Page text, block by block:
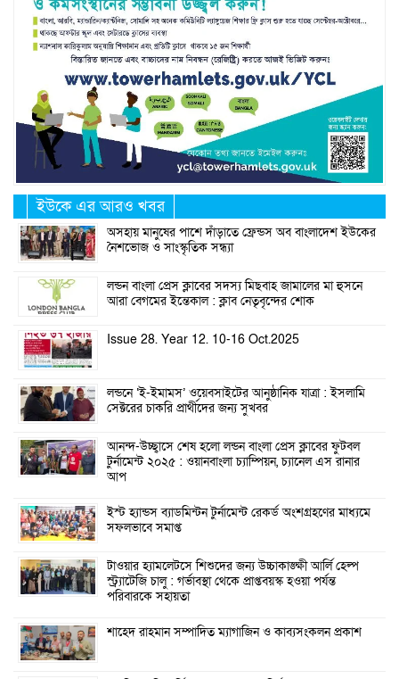
ইউকে এর আরও খবর
অসহায় মানুষের পাশে দাঁড়াতে ফ্রেন্ডস অব বাংলাদেশ ইউকের
নৈশভোজ ও সাংস্কৃতিক সন্ধ্যা
লন্ডন বাংলা প্রেস ক্লাবের সদস্য মিছবাহ জামালের মা হুসনে
আরা বেগমের ইন্তেকাল : ক্লাব নেতৃবৃন্দের শোক
Issue 28. Year 12. 10-16 Oct.2025
লন্ডনে ‘ই-ইমামস’ ওয়েবসাইটের আনুষ্ঠানিক যাত্রা : ইসলামি
সেক্টরের চাকরি প্রার্থীদের জন্য সুখবর
আনন্দ-উচ্ছ্বাসে শেষ হলো লন্ডন বাংলা প্রেস ক্লাবের ফুটবল
টুর্নামেন্ট ২০২৫ : ওয়ানবাংলা চ্যাম্পিয়ন, চ্যানেল এস রানার
আপ
ইস্ট হ্যান্ডস ব্যাডমিন্টন টুর্নামেন্ট রেকর্ড অংশগ্রহণের মাধ্যমে
সফলভাবে সমাপ্ত
টাওয়ার হ্যামলেটসে শিশুদের জন্য উচ্চাকাঙ্ক্ষী আর্লি হেল্প
স্ট্র্যাটেজি চালু : গর্ভাবস্থা থেকে প্রাপ্তবয়স্ক হওয়া পর্যন্ত
পরিবারকে সহায়তা
শাহেদ রাহমান সম্পাদিত ম্যাগাজিন ও কাব্যসংকলন প্রকাশ